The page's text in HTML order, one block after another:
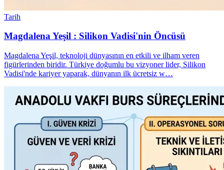
Tarih
Magdalena Yeşil : Silikon Vadisi'nin Öncüsü
Magdalena Yeşil, teknoloji dünyasının en etkili ve ilham veren
figürlerinden biridir. Türkiye doğumlu bu vizyoner lider, Silikon
Vadisi'nde kariyer yaparak, dünyanın ilk ücretsiz w…